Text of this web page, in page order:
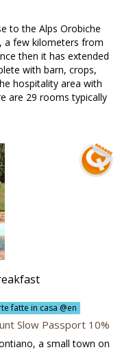
@en
to the Alps Orobiche
a few kilometers from
then it has extended
with barn, crops,
hospitality area with
are 29 rooms typically
fatte in casa @en
Slow Passport 10%
a small town on